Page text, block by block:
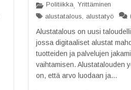
Politiikka Yrittäminen
alustatalous
alustatyö
Alustatalous on uusi
jossa digitaaliset alustat
tuotteiden ja palvelujen
vaihtamisen. Alustatalouden
on, että arvo luodaan ja...